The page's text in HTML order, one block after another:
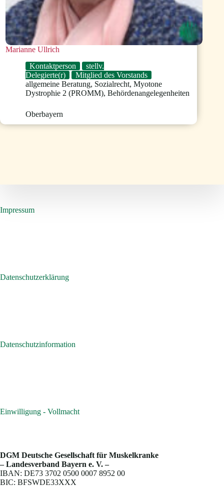
Marianne Ullrich
Kontaktperson
stellv.
Delegierte(r)
Mitglied des Vorstands
allgemeine Beratung, Sozialrecht, Myotone
Dystrophie 2 (PROMM), Behördenangelegenheiten
Oberbayern
Impressum
Datenschutzerklärung
Datenschutzinformation
Einwilligung - Vollmacht
DGM Deutsche Gesellschaft für Muskelkranke
– Landesverband Bayern e. V. –
IBAN: DE73 3702 0500 0007 8952 00
BIC: BFSWDE33XXX